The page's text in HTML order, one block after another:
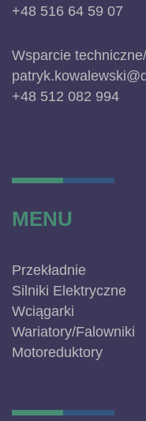
+48 516 64 59 07
Wsparcie
+48 512 082 994
MENU
Przekładnie
Silniki Elektryczne
Wciągarki
Wariatory/Falowniki
Motoreduktory